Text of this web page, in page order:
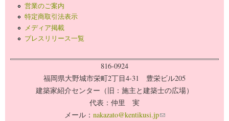
営業のご案内
特定商取引法表示
メディア掲載
プレスリリース一覧
816-0924
福岡県大野城市栄町2丁目4-31 豊栄ビル205
建築家紹介センター（旧：施主と建築士の広場）
代表：仲里 実
メール： nakazato@kentikusi.jp(link sends e-mail)